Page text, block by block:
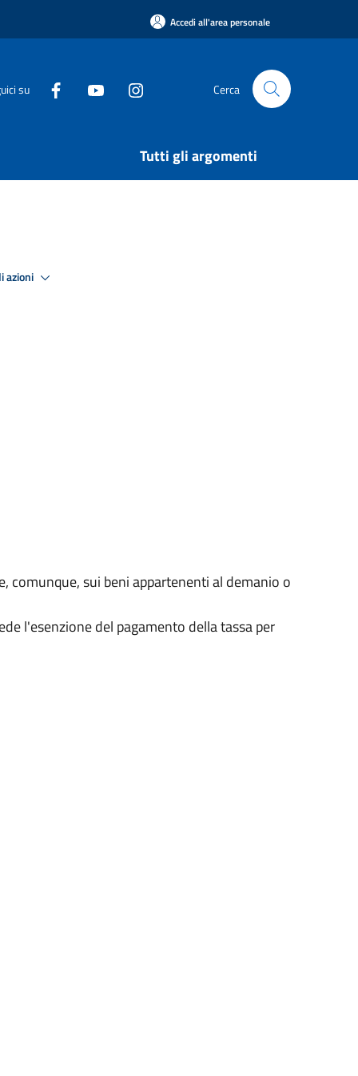
Accedi all'area personale
su Cerca
Tutti gli argomenti
comunque, sui beni appartenenti al demanio o
l'esenzione del pagamento della tassa per
azioni